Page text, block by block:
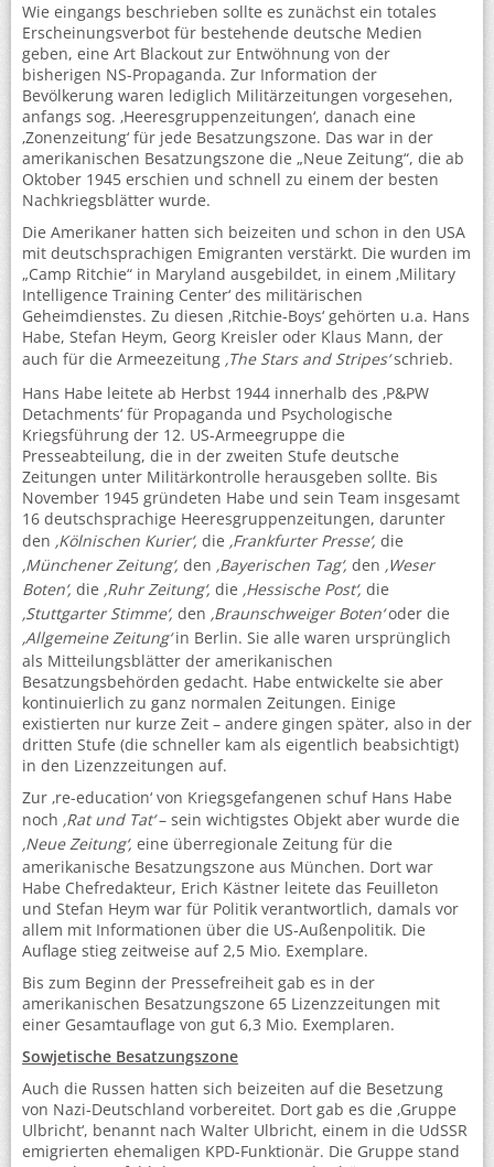
Wie eingangs beschrieben sollte es zunächst ein totales
Erscheinungsverbot für bestehende deutsche Medien
geben, eine Art Blackout zur Entwöhnung von der
bisherigen NS-Propaganda. Zur Information der
Bevölkerung waren lediglich Militärzeitungen vorgesehen,
anfangs sog. ‚Heeresgruppenzeitungen‘, danach eine
‚Zonenzeitung‘ für jede Besatzungszone. Das war in der
amerikanischen Besatzungszone die „Neue Zeitung“, die ab
Oktober 1945 erschien und schnell zu einem der besten
Nachkriegsblätter wurde.
Die Amerikaner hatten sich beizeiten und schon in den USA
mit deutschsprachigen Emigranten verstärkt. Die wurden im
„Camp Ritchie“ in Maryland ausgebildet, in einem ‚Military
Intelligence Training Center‘ des militärischen
Geheimdienstes. Zu diesen ‚Ritchie-Boys‘ gehörten u.a. Hans
Habe, Stefan Heym, Georg Kreisler oder Klaus Mann, der
auch für die Armeezeitung ‚The Stars and Stripes‘schrieb.
Hans Habe leitete ab Herbst 1944 innerhalb des ‚P&PW
Detachments‘ für Propaganda und Psychologische
Kriegsführung der 12. US-Armeegruppe die
Presseabteilung, die in der zweiten Stufe deutsche
Zeitungen unter Militärkontrolle herausgeben sollte. Bis
November 1945 gründeten Habe und sein Team insgesamt
16 deutschsprachige Heeresgruppenzeitungen, darunter
den ‚Kölnischen Kurier‘, die ‚Frankfurter Presse‘, die
‚Münchener Zeitung‘, den ‚Bayerischen Tag‘, den ‚Weser
Boten‘, die ‚Ruhr Zeitung‘, die ‚Hessische Post‘, die
‚Stuttgarter Stimme‘, den ‚Braunschweiger Boten‘oder die
‚Allgemeine Zeitung‘in Berlin. Sie alle waren ursprünglich
als Mitteilungsblätter der amerikanischen
Besatzungsbehörden gedacht. Habe entwickelte sie aber
kontinuierlich zu ganz normalen Zeitungen. Einige
existierten nur kurze Zeit – andere gingen später, also in der
dritten Stufe (die schneller kam als eigentlich beabsichtigt)
in den Lizenzzeitungen auf.
Zur ‚re-education‘ von Kriegsgefangenen schuf Hans Habe
noch ‚Rat und Tat‘– sein wichtigstes Objekt aber wurde die
‚Neue Zeitung‘, eine überregionale Zeitung für die
amerikanische Besatzungszone aus München. Dort war
Habe Chefredakteur, Erich Kästner leitete das Feuilleton
und Stefan Heym war für Politik verantwortlich, damals vor
allem mit Informationen über die US-Außenpolitik. Die
Auflage stieg zeitweise auf 2,5 Mio. Exemplare.
Bis zum Beginn der Pressefreiheit gab es in der
amerikanischen Besatzungszone 65 Lizenzzeitungen mit
einer Gesamtauflage von gut 6,3 Mio. Exemplaren.
Sowjetische Besatzungszone
Auch die Russen hatten sich beizeiten auf die Besetzung
von Nazi-Deutschland vorbereitet. Dort gab es die ‚Gruppe
Ulbricht‘, benannt nach Walter Ulbricht, einem in die UdSSR
emigrierten ehemaligen KPD-Funktionär. Die Gruppe stand